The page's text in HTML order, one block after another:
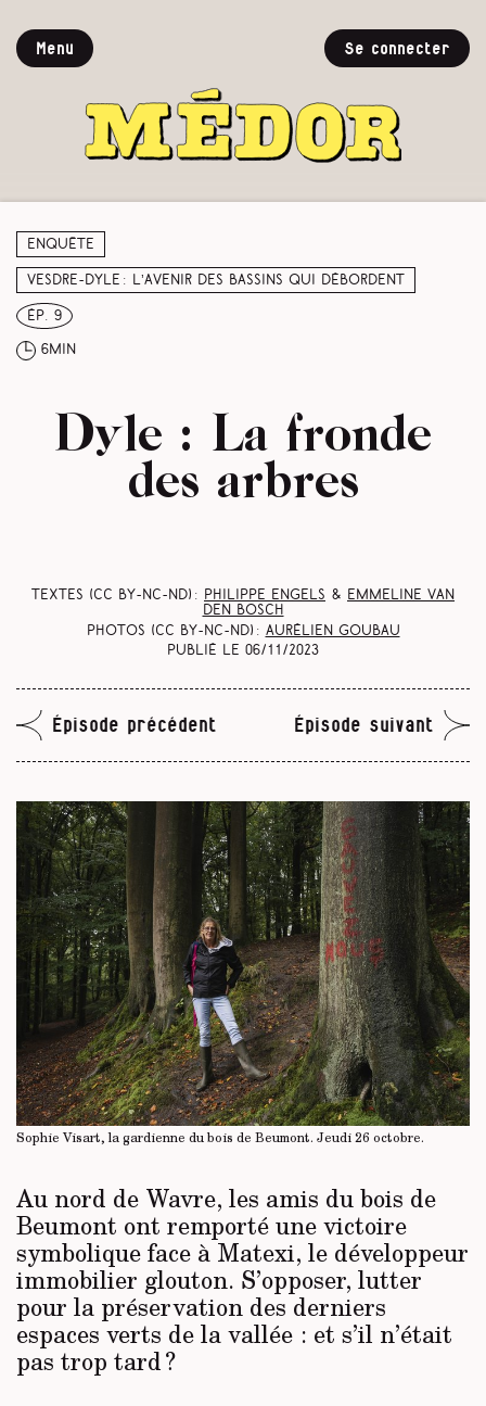
Menu Se connecter
Enquête
Vesdre-Dyle : l’avenir des bassins qui débordent
ép. 9
6min
Dyle : La fronde
des arbres
Textes (CC BY-NC-ND) : Philippe Engels &
Emmeline Van
den Bosch
Photos (CC BY-NC-ND) : Aurélien Goubau
Publié le 06/11/2023
Épisode précédent Épisode suivant
Sophie Visart, la gardienne du bois de Beumont. Jeudi 26 octobre.
Au nord de Wavre, les amis du bois de
Beumont ont remporté une victoire
symbolique face à Matexi, le développeur
immobilier glouton. S’opposer, lutter
pour la préservation des derniers
espaces verts de la vallée : et s’il n’était
pas trop tard ?